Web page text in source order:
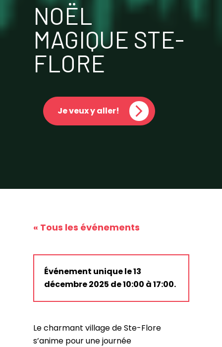
NOËL
MAGIQUE STE-
FLORE
Je veux y aller!
« Tous les événements
Événement unique le 13
décembre 2025 de 10:00 à 17:00.
Le charmant village de Ste-Flore
s’anime pour une journée